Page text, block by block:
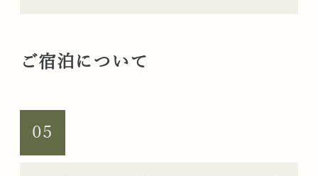
ご宿泊について
05